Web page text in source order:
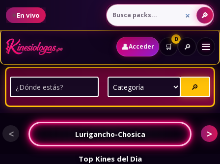
En vivo
👤Acceder 🛒
0
🔎
🔎
Lurigancho-Chosica
< >
Top Kines del Dia